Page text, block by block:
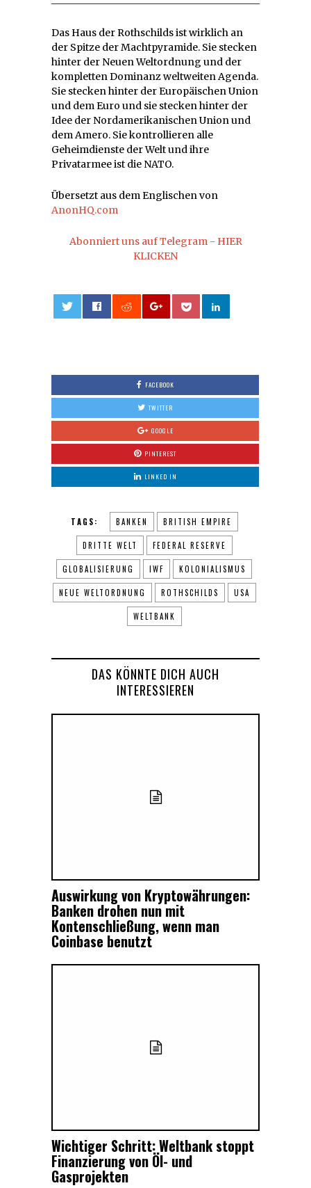
Das Haus der Rothschilds ist wirklich an
der Spitze der Machtpyramide. Sie stecken
hinter der Neuen Weltordnung und der
kompletten Dominanz weltweiten Agenda.
Sie stecken hinter der Europäischen Union
und dem Euro und sie stecken hinter der
Idee der Nordamerikanischen Union und
dem Amero. Sie kontrollieren alle
Geheimdienste der Welt und ihre
Privatarmee ist die NATO.
Übersetzt aus dem Englischen von
AnonHQ.com
Abonniert uns auf Telegram - HIER
KLICKEN
FACEBOOK
TWITTER
GOOGLE
PINTEREST
LINKED IN
TAGS: BANKEN BRITISH EMPIRE
DRITTE WELT FEDERAL RESERVE
GLOBALISIERUNG IWF KOLONIALISMUS
NEUE WELTORDNUNG ROTHSCHILDS USA
WELTBANK
DAS KÖNNTE DICH AUCH
INTERESSIEREN
Auswirkung von Kryptowährungen:
Banken drohen nun mit
Kontenschließung, wenn man
Coinbase benutzt
Wichtiger Schritt: Weltbank stoppt
Finanzierung von Öl- und
Gasprojekten